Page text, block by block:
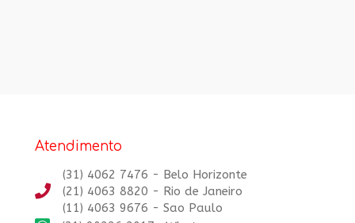
Atendimento
(31) 4062 7476 - Belo Horizonte
(21) 4063 8820 - Rio de Janeiro
(11) 4063 9676 - Sao Paulo